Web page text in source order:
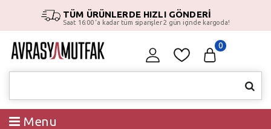
TÜM ÜRÜNLERDE HIZLI GÖNDERİ
Saat 16:00 ‘a kadar tüm siparişler 2 gün içinde kargoda!
0
Menu